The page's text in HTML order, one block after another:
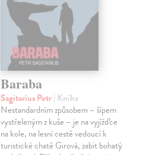
Baraba
Sagitarius Petr| Kniha
Nestandardním způsobem – šípem
vystřeleným z kuše – je na vyjížďce
na kole, na lesní cestě vedoucí k
turistické chatě Girová, zabit bohatý